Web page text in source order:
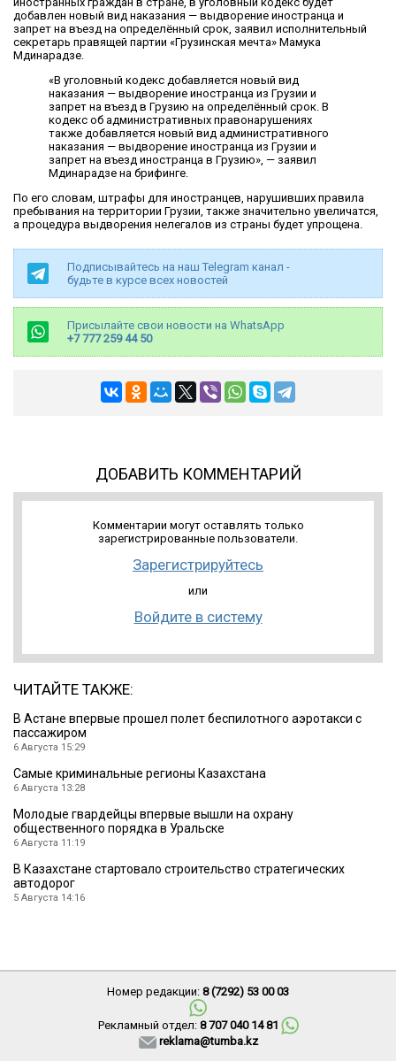
добавлен новый вид наказания — выдворение иностранца и
запрет на въезд на определённый срок, заявил исполнительный
секретарь правящей партии «Грузинская мечта» Мамука
Мдинарадзе.
«В уголовный кодекс добавляется новый вид
наказания — выдворение иностранца из Грузии и
запрет на въезд в Грузию на определённый срок. В
кодекс об административных правонарушениях
также добавляется новый вид административного
наказания — выдворение иностранца из Грузии и
запрет на въезд иностранца в Грузию», — заявил
Мдинарадзе на брифинге.
По его словам, штрафы для иностранцев, нарушивших правила
пребывания на территории Грузии, также значительно увеличатся,
а процедура выдворения нелегалов из страны будет упрощена.
Подписывайтесь на наш Telegram канал -
будьте в курсе всех новостей
Присылайте свои новости на WhatsApp
+7 777 259 44 50
ДОБАВИТЬ КОММЕНТАРИЙ
Комментарии могут оставлять только
зарегистрированные пользователи.
Зарегистрируйтесь
или
Войдите в систему
ЧИТАЙТЕ ТАКЖЕ:
В Астане впервые прошел полет беспилотного аэротакси с
пассажиром
6 Августа 15:29
Cамые криминальные регионы Казахстана
6 Августа 13:28
Молодые гвардейцы впервые вышли на охрану
общественного порядка в Уральске
6 Августа 11:19
В Казахстане стартовало строительство стратегических
автодорог
5 Августа 14:16
Номер редакции: 8 (7292) 53 00 03
Рекламный отдел: 8 707 040 14 81
reklama@tumba.kz